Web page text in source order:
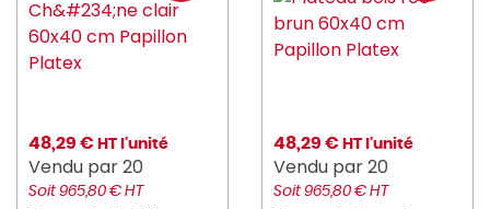
48,29 € HT l'unité
Vendu par 20
Soit 965,80 € HT
48,29 € HT l'unité
Vendu par 20
Soit 965,80 € HT